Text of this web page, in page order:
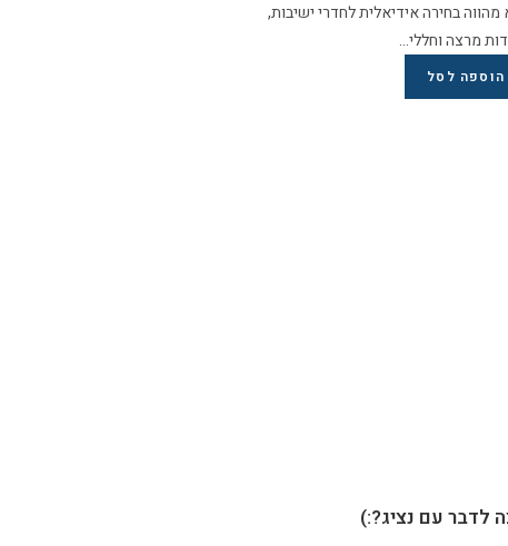
מהווה בחירה אידיאלית לחדרי ישיבות,
מרצה וחללי…
הוספה לסל
לדבר עם נציג?:)